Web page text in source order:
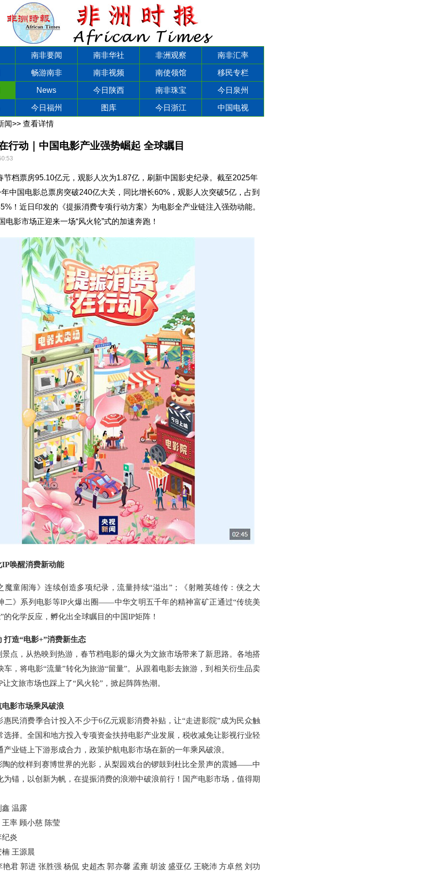
南非要闻 南非华社 非洲观察 南非汇率
畅游南非 南非视频 南使领馆 移民专栏
News 今日陕西 南非珠宝 今日泉州
今日福州 图库 今日浙江
中国电视
闻>> 查看详情
行动｜中国电影产业强势崛起 全球瞩目
档票房95.10亿元，观影人次为1.87亿，刷新中国影史纪录。截至2025年
中国电影总票房突破240亿大关，同比增长60%，观影人次突破5亿，占到
！近日印发的《提振消费专项行动方案》为电影全产业链注入强劲动能。
电影市场正迎来一场“风火轮”式的加速奔跑！
唤醒消费新动能
童闹海》连续创造多项纪录，流量持续“溢出”；《射雕英雄传：侠之大
二》系列电影等IP火爆出圈——中华文明五千年的精神富矿正通过“传统美
的化学反应，孵化出全球瞩目的中国IP矩阵！
造“电影+”消费新生态
，从热映到热游，春节档电影的爆火为文旅市场带来了新思路。各地搭
车，将电影“流量”转化为旅游“留量”。从跟着电影去旅游，到相关衍生品卖
让文旅市场也踩上了“风火轮”，掀起阵阵热潮。
影市场乘风破浪
消费季合计投入不少于6亿元观影消费补贴，让“走进影院”成为民众触
选择。全国和地方投入专项资金扶持电影产业发展，税收减免让影视行业轻
产业链上下游形成合力，政策护航电影市场在新的一年乘风破浪。
的纹样到赛博世界的光影，从梨园戏台的锣鼓到杜比全景声的震撼——中
为锚，以创新为帆，在提振消费的浪潮中破浪前行！国产电影市场，值得期
温露
率 顾小慈 陈莹
炎
王源晨
郭进 张胜强 杨侃 史超杰 郭亦馨 孟雍 胡波 盛亚亿 王晓沛 方卓然 刘功